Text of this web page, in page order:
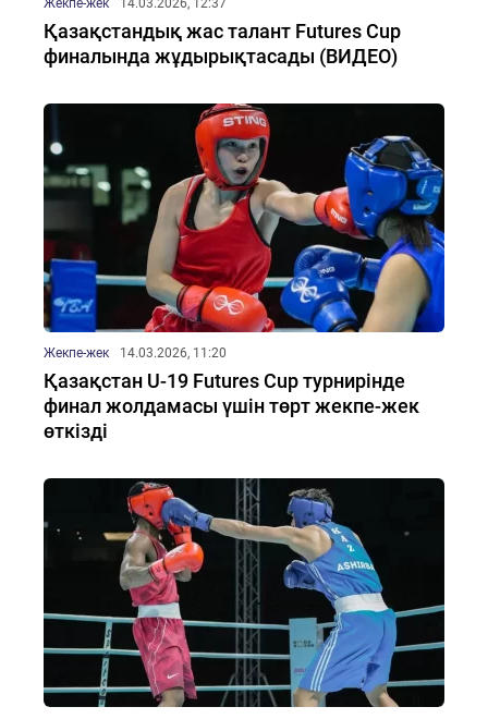
Жекпе-жек 14.03.2026, 12:37
Қазақстандық жас талант Futures Cup
финалында жұдырықтасады (ВИДЕО)
Жекпе-жек 14.03.2026, 11:20
Қазақстан U-19 Futures Cup турнирінде
финал жолдамасы үшін төрт жекпе-жек
өткізді